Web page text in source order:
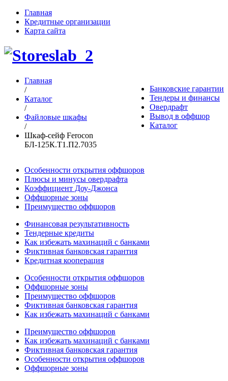
Главная
Кредитные организации
Карта сайта
Банковские гарантии
Тендеры и финансы
Овердрафт
Вывод в оффшор
Каталог
Главная
/
Каталог
/
Файловые шкафы
/
Шкаф-сейф Ferocon
БЛ-125К.Т1.П2.7035
Особенности открытия оффшоров
Плюсы и минусы овердрафта
Коэффициент Доу-Джонса
Оффшорные зоны
Преимущество оффшоров
Финансовая результативность
Тендерные кредиты
Как избежать махинаций с банками
Фиктивная банковская гарантия
Кредитная кооперация
Особенности открытия оффшоров
Оффшорные зоны
Преимущество оффшоров
Фиктивная банковская гарантия
Как избежать махинаций с банками
Преимущество оффшоров
Как избежать махинаций с банками
Фиктивная банковская гарантия
Особенности открытия оффшоров
Оффшорные зоны